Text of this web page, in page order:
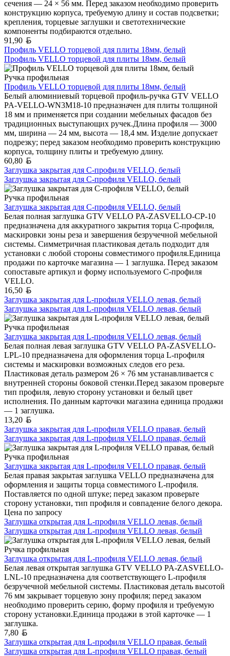
сечения — 24 × 56 мм. Перед заказом необходимо проверить
конструкцию корпуса, требуемую длину и состав подсветки;
крепления, торцевые заглушки и светотехнические
компоненты подбираются отдельно.
91,90
Профиль VELLO торцевой для плиты 18мм, белый
Профиль VELLO торцевой для плиты 18мм, белый
Ручка профильная
Профиль VELLO торцевой для плиты 18мм, белый
Белый алюминиевый торцевой профиль-ручка GTV VELLO
PA-VELLO-WN3M18-10 предназначен для плиты толщиной
18 мм и применяется при создании мебельных фасадов без
традиционных выступающих ручек.Длина профиля — 3000
мм, ширина — 24 мм, высота — 18,4 мм. Изделие допускает
подрезку; перед заказом необходимо проверить конструкцию
корпуса, толщину плиты и требуемую длину.
60,80
Заглушка закрытая для С-профиля VELLO, белый
Заглушка закрытая для С-профиля VELLO, белый
Ручка профильная
Заглушка закрытая для С-профиля VELLO, белый
Белая полная заглушка GTV VELLO PA-ZASVELLO-CP-10
предназначена для аккуратного закрытия торца C-профиля,
маскировки зоны реза и завершения безручечной мебельной
системы. Симметричная пластиковая деталь подходит для
установки с любой стороны совместимого профиля.Единица
продажи по карточке магазина — 1 заглушка. Перед заказом
сопоставьте артикул и форму используемого C-профиля
VELLO.
16,50
Заглушка закрытая для L-профиля VELLO левая, белый
Заглушка закрытая для L-профиля VELLO левая, белый
Ручка профильная
Заглушка закрытая для L-профиля VELLO левая, белый
Белая полная левая заглушка GTV VELLO PA-ZASVELLO-
LPL-10 предназначена для оформления торца L-профиля
системы и маскировки возможных следов его реза.
Пластиковая деталь размером 26 × 76 мм устанавливается с
внутренней стороны боковой стенки.Перед заказом проверьте
тип профиля, левую сторону установки и белый цвет
исполнения. По данным карточки магазина единица продажи
— 1 заглушка.
13,20
Заглушка закрытая для L-профиля VELLO правая, белый
Заглушка закрытая для L-профиля VELLO правая, белый
Ручка профильная
Заглушка закрытая для L-профиля VELLO правая, белый
Белая правая закрытая заглушка VELLO предназначена для
оформления и защиты торца совместимого L-профиля.
Поставляется по одной штуке; перед заказом проверьте
сторону установки, тип профиля и совпадение белого декора.
Цена по запросу
Заглушка открытая для L-профиля VELLO левая, белый
Заглушка открытая для L-профиля VELLO левая, белый
Ручка профильная
Заглушка открытая для L-профиля VELLO левая, белый
Белая левая открытая заглушка GTV VELLO PA-ZASVELLO-
LNL-10 предназначена для соответствующего L-профиля
безручечной мебельной системы. Пластиковая деталь высотой
76 мм закрывает торцевую зону профиля; перед заказом
необходимо проверить серию, форму профиля и требуемую
сторону установки.Единица продажи в этой карточке — 1
заглушка.
7,80
Заглушка открытая для L-профиля VELLO правая, белый
Заглушка открытая для L-профиля VELLO правая, белый